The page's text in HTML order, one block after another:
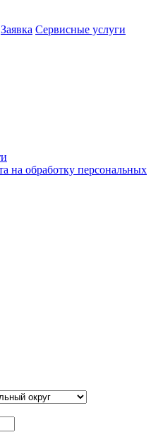
Заявка Сервисные услуги
на обработку персональных